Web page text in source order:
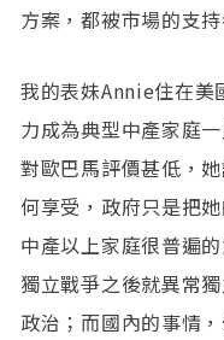
方案，都被市場的支
我的表妹Annie住在美
力成為典型中產家庭
對歐巴馬評價甚低，
何享受，政府只是把
中產以上家庭很普遍
獨立戰爭之後就異常
政治；而國內的事情